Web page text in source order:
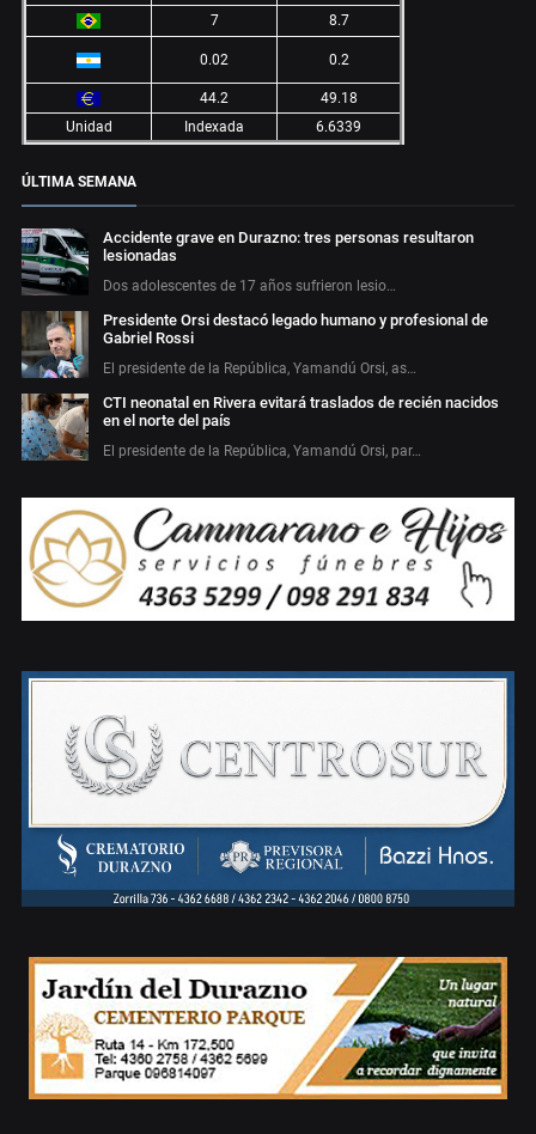
7 8.7
0.02 0.2
44.2
49.18
Unidad
Indexada 6.6339
ÚLTIMA SEMANA
Accidente grave en Durazno: tres personas resultaron
lesionadas
Dos adolescentes de 17 años sufrieron lesio…
Presidente Orsi destacó legado humano y profesional de
Gabriel Rossi
El presidente de la República, Yamandú Orsi, as…
CTI neonatal en Rivera evitará traslados de recién nacidos
en el norte del país
El presidente de la República, Yamandú Orsi, par…